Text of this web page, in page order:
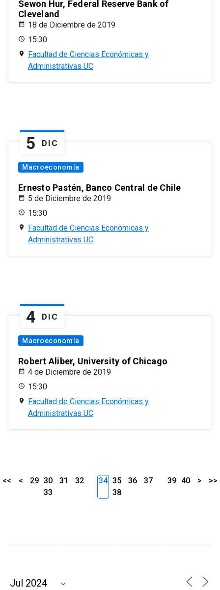
Sewon Hur, Federal Reserve Bank of
Cleveland
18 de Diciembre de 2019
15:30
Facultad de Ciencias Económicas y
Administrativas UC
5 DIC
Macroeconomía
Ernesto Pastén, Banco Central de Chile
5 de Diciembre de 2019
15:30
Facultad de Ciencias Económicas y
Administrativas UC
4 DIC
Macroeconomía
Robert Aliber, University of Chicago
4 de Diciembre de 2019
15:30
Facultad de Ciencias Económicas y
Administrativas UC
<< < 29 30 31
32
33
34 35 36
37
38
39 40 > >>